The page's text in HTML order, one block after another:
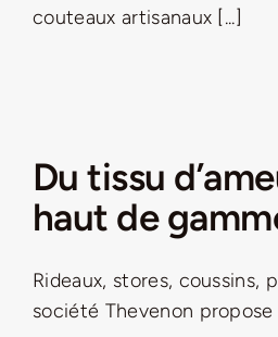
couteaux artisanaux [...]
Du tissu
haut de
Rideaux, stores, coussins,
société Thevenon propose